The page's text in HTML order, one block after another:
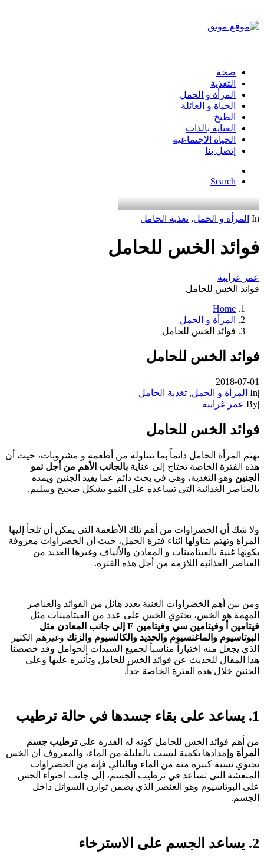
صحة
التغذية
المرأة و الحمل
الحياة و العائلة
الطبخ
العناية بالذات
الحياة الاجتماعية
إتصل بنا
Search
In المرأة و الحمل, تغذية الحامل
فوائد الخس للحامل
عمر غرايبة
فوائد الخس للحامل
Home
المرأة و الحمل
فوائد الخس للحامل
فوائد الخس للحامل
2018-07-01
|
In المرأة و الحمل, تغذية الحامل
|
By عمر غرايبة
فوائد الخس للحامل
تهتم المرأة الحامل دائماً بما تتناوله من أطعمة و مشروبات، حيث أن
هذه الفترة الخاصة تحتاج إلى عناية بالجانب الأهم من أجل نمو
الجنين وهو التغذية، وهي في بحث دائم عما يفيد الجنين ويمده
بالعناصر الغذائية التي تساعده على النمو بشكل صحيح وسليم.
ولا شك أن الخضراوات من أهم تلك الأطعمة التي يمكن أن تلجأ إليها
المرأة وتهتم بتناولها اثناء فترة الحمل، حيث أن الخضراوات معروفة
بكونها غنية بالفيتامينات و المعادن والألياف وغيرها العديد من
العناصر الغذائية اللازمة من أجل هذه الفترة.
ومن بين أهم الخضراوات الغنية بعدد هائل من الفوائد والعناصر
المهمة هو الخس، يحتوي الخس على عدد من الفيتامينات مثل
فيتامين أ وفيتامين سي وفيتامين E إلى جانب المعادن مثل
البوتاسيوم والماغنسيوم والحديد والكالسيوم والزنك وغيرهم الكثير
الذي يجعل منه اختياراً مناسباً لجميع السيدات الحوامل وقد خصصنا
هذا المقال للحديث عن فوائد الخس للحامل وتأثيره عليها وعلى
الجنين خلال هذه الفترة الخاصة جداً.
1. يساعد على بقاء جسدها في حالة ترطيب
من أهم فوائد الخس للحامل كونه له القدرة علىترطيب جسم
المرأة وإمدادها بكمية ليست بالقليلة من الماء، والمعروف أن الخس
يحتوي نسبة كبيرة منه من الماء وبالتالي فإنه من الخضراوات
المنعشة التي تساعد في ترطيب الجسم، إلى جانب احتواء الخس
على البوتاسيوم وهو العنصر الذي يضمن توازن السوائل داخل
الجسم.
2. يساعد الجسم على الاسترخاء